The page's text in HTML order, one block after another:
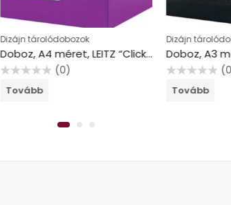
Dizájn tárolódobozok
Doboz, A4 méret, LEITZ “Click&Store”, lila
(0)
Tovább
Dizájn
Tovább